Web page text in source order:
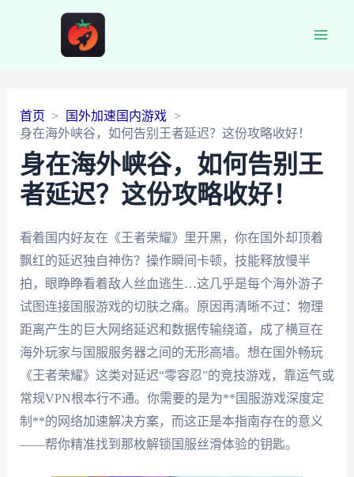
首页
国外加速国内游戏
身在海外峡谷，如何告别王者延迟？这份攻略收好！
身在海外峡谷，如何告别王
者延迟？这份攻略收好！
看着国内好友在《王者荣耀》里开黑，你在国外却顶着
飘红的延迟独自神伤？操作瞬间卡顿，技能释放慢半
拍，眼睁睁看着敌人丝血逃生…这几乎是每个海外游子
试图连接国服游戏的切肤之痛。原因再清晰不过：物理
距离产生的巨大网络延迟和数据传输绕道，成了横亘在
海外玩家与国服服务器之间的无形高墙。想在国外畅玩
《王者荣耀》这类对延迟“零容忍”的竞技游戏，靠运气或
常规VPN根本行不通。你需要的是为**国服游戏深度定
制**的网络加速解决方案，而这正是本指南存在的意义
——帮你精准找到那枚解锁国服丝滑体验的钥匙。